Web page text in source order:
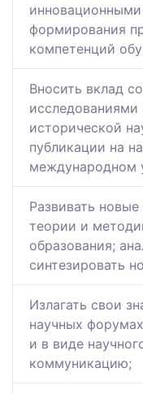
формирования
компетенций
Вносить вклад
исторической
публикации на
международном
Развивать
теории и
образования;
синтезировать
Излагать свои
научных
и в виде
коммуникацию;